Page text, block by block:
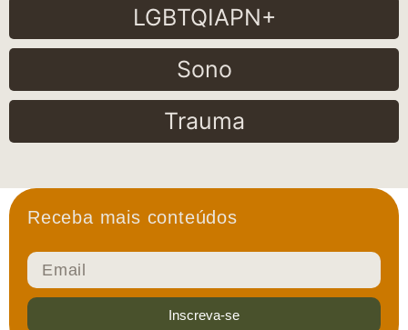
LGBTQIAPN+
Sono
Trauma
Receba mais conteúdos
Inscreva-se